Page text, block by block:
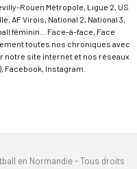
Rouen Métropole, Ligue 2, US
AF Virois, National 2, National 3,
féminin... Face-à-face, Face
toutes nos chroniques avec
notre site internet et nos réseaux
Facebook, Instagram.
en Normandie - Tous droits